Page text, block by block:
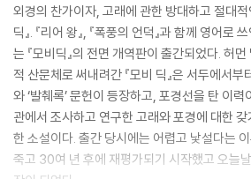
외경의 찬가이자, 고래에 관한 방대하고 절대적
딕』. 『리어 왕』, 『폭풍의 언덕』과 함께 영어
는 『모비딕』의 전면 개역판이 출간되었다. 허
적 산문체로 써내려간 『모비 딕』은 서두에서부
와 ‘발췌록’ 문헌이 등장하고, 포경선을 탄 이
관에서 조사하고 연구한 고래와 포경에 대한
한 소설이다. 출간 당시에는 어렵고 낯설다는
죽고 30여 년 후에 재평가되기 시작했고 오늘